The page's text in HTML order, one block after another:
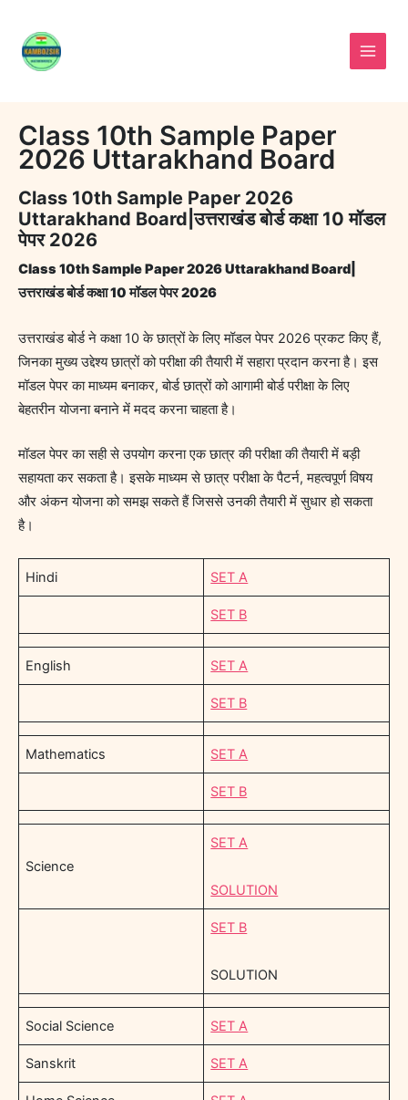
content
Class 10th Sample Paper
2026 Uttarakhand Board
Class 10th Sample Paper 2026
Uttarakhand Board|उत्तराखंड बोर्ड कक्षा 10 मॉडल
पेपर 2026
Class 10th Sample Paper 2026 Uttarakhand Board|
उत्तराखंड बोर्ड कक्षा 10 मॉडल पेपर 2026
उत्तराखंड बोर्ड ने कक्षा 10 के छात्रों के लिए मॉडल पेपर 2026 प्रकट किए हैं,
जिनका मुख्य उद्देश्य छात्रों को परीक्षा की तैयारी में सहारा प्रदान करना है। इस
मॉडल पेपर का माध्यम बनाकर, बोर्ड छात्रों को आगामी बोर्ड परीक्षा के लिए
बेहतरीन योजना बनाने में मदद करना चाहता है।
मॉडल पेपर का सही से उपयोग करना एक छात्र की परीक्षा की तैयारी में बड़ी
सहायता कर सकता है। इसके माध्यम से छात्र परीक्षा के पैटर्न, महत्वपूर्ण विषय
और अंकन योजना को समझ सकते हैं जिससे उनकी तैयारी में सुधार हो सकता
है।
Hindi SET A
SET B
English SET A
SET B
Mathematics SET A
SET B
Science
SET A
SOLUTION
SET B
SOLUTION
Social Science SET A
Sanskrit SET A